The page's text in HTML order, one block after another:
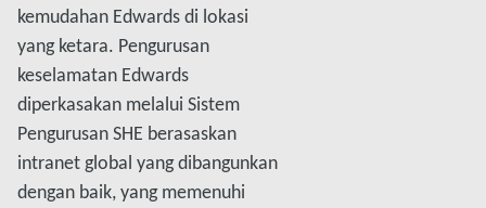
kemudahan Edwards di lokasi
yang ketara. Pengurusan
keselamatan Edwards
diperkasakan melalui Sistem
Pengurusan SHE berasaskan
intranet global yang dibangunkan
dengan baik, yang memenuhi